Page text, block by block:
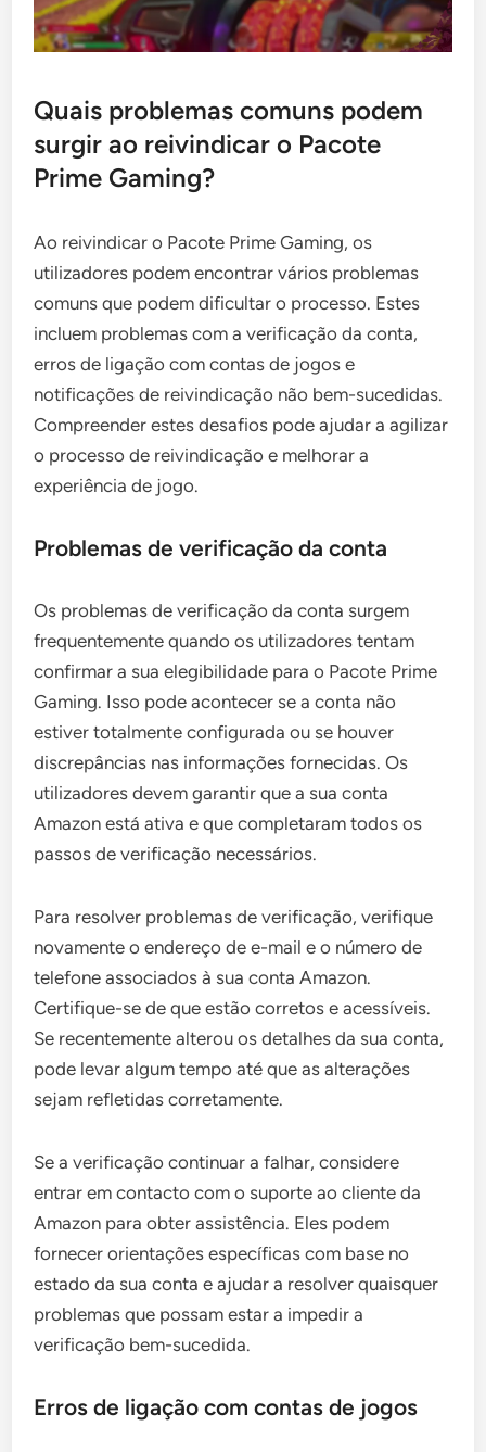
Quais problemas comuns podem
surgir ao reivindicar o Pacote
Prime Gaming?
Ao reivindicar o Pacote Prime Gaming, os
utilizadores podem encontrar vários problemas
comuns que podem dificultar o processo. Estes
incluem problemas com a verificação da conta,
erros de ligação com contas de jogos e
notificações de reivindicação não bem-sucedidas.
Compreender estes desafios pode ajudar a agilizar
o processo de reivindicação e melhorar a
experiência de jogo.
Problemas de verificação da conta
Os problemas de verificação da conta surgem
frequentemente quando os utilizadores tentam
confirmar a sua elegibilidade para o Pacote Prime
Gaming. Isso pode acontecer se a conta não
estiver totalmente configurada ou se houver
discrepâncias nas informações fornecidas. Os
utilizadores devem garantir que a sua conta
Amazon está ativa e que completaram todos os
passos de verificação necessários.
Para resolver problemas de verificação, verifique
novamente o endereço de e-mail e o número de
telefone associados à sua conta Amazon.
Certifique-se de que estão corretos e acessíveis.
Se recentemente alterou os detalhes da sua conta,
pode levar algum tempo até que as alterações
sejam refletidas corretamente.
Se a verificação continuar a falhar, considere
entrar em contacto com o suporte ao cliente da
Amazon para obter assistência. Eles podem
fornecer orientações específicas com base no
estado da sua conta e ajudar a resolver quaisquer
problemas que possam estar a impedir a
verificação bem-sucedida.
Erros de ligação com contas de jogos